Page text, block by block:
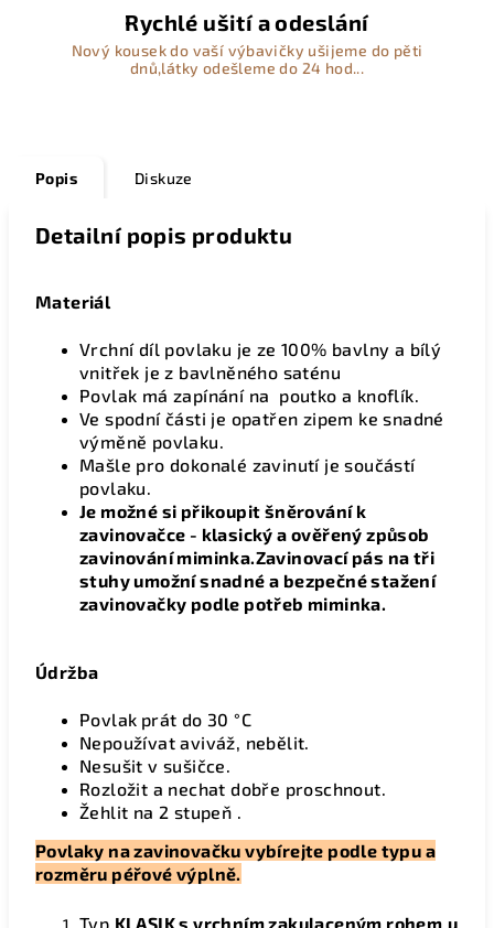
Rychlé ušití a odeslání
Nový kousek do vaší výbavičky ušijeme do pěti
dnů,látky odešleme do 24 hod...
Popis Diskuze
Detailní popis produktu
Materiál
Vrchní díl povlaku je ze 100% bavlny a bílý
vnitřek je z bavlněného saténu
Povlak má zapínání na poutko a knoflík.
Ve spodní části je opatřen zipem ke snadné
výměně povlaku.
Mašle pro dokonalé zavinutí je součástí
povlaku.
Je možné si přikoupit šněrování k
zavinovačce - klasický a ověřený způsob
zavinování miminka.Zavinovací pás na tři
stuhy umožní snadné a bezpečné stažení
zavinovačky podle potřeb miminka.
Údržba
Povlak prát do 30 °C
Nepoužívat aviváž, nebělit.
Nesušit v sušičce.
Rozložit a nechat dobře proschnout.
Žehlit na 2 stupeň .
Povlaky na zavinovačku vybírejte podle typu a
rozměru péřové výplně.
Typ KLASIK s vrchním zakulaceným rohem u